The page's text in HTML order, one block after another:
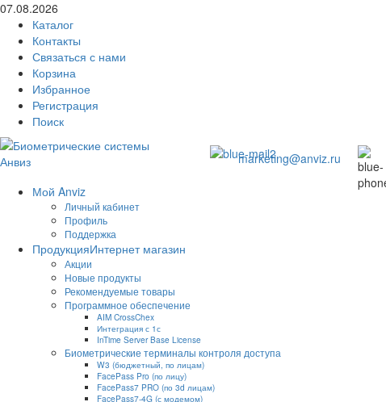
07.08.2026
Каталог
Контакты
Связаться с нами
Корзина
Избранное
Регистрация
Поиск
marketing@anviz.ru
Мой Anviz
Личный кабинет
Профиль
Поддержка
ПродукцияИнтернет магазин
Акции
Новые продукты
Рекомендуемые товары
Программное обеспечение
AIM CrossChex
Интеграция с 1с
InTime Server Base License
Биометрические терминалы контроля доступа
W3 (бюджетный, по лицам)
FacePass Pro (по лицу)
FacePass7 PRO (по 3d лицам)
FacePass7-4G (с модемом)